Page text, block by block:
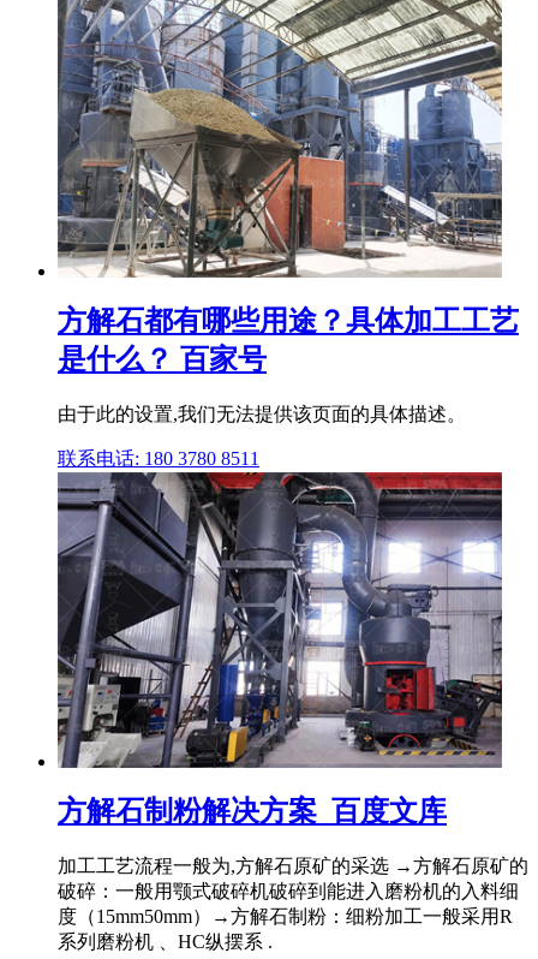
方解石都有哪些用途？具体加工工艺
是什么？ 百家号
由于此的设置,我们无法提供该页面的具体描述。
联系电话: 180 3780 8511
方解石制粉解决方案_百度文库
加工工艺流程一般为,方解石原矿的采选 →方解石原矿的
破碎：一般用颚式破碎机破碎到能进入磨粉机的入料细
度（15mm50mm）→方解石制粉：细粉加工一般采用R
系列磨粉机 、HC纵摆系 .